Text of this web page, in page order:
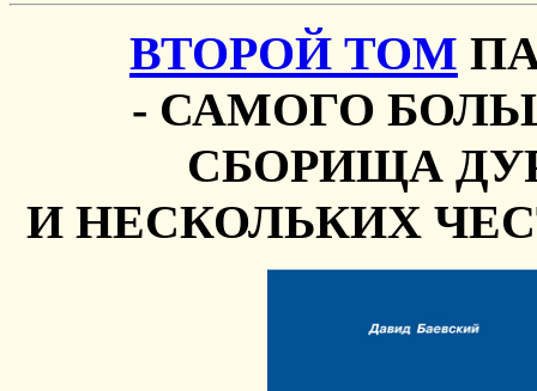
ВТОРОЙ ТОМ
- САМОГО
СБОРИЩА
И НЕСКОЛЬКИХ